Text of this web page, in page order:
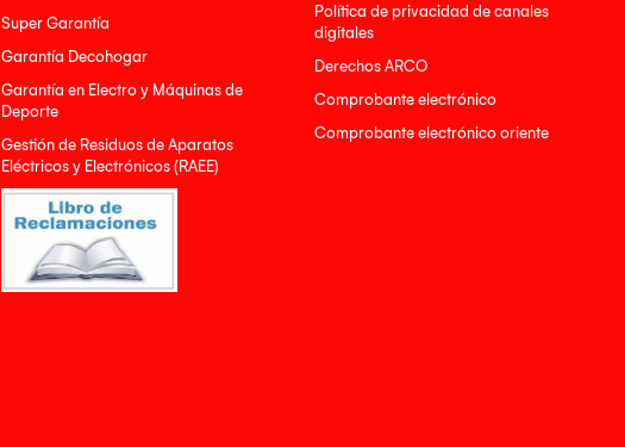
Super Garantía
Garantía Decohogar
Garantía en Electro y Máquinas de
Deporte
Gestión de Residuos de Aparatos
Eléctricos y Electrónicos (RAEE)
Política de privacidad de canales
digitales
Derechos ARCO
Comprobante electrónico
Comprobante electrónico oriente